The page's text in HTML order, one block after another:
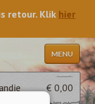
retour. Klik hier
MENU
€ 0,00